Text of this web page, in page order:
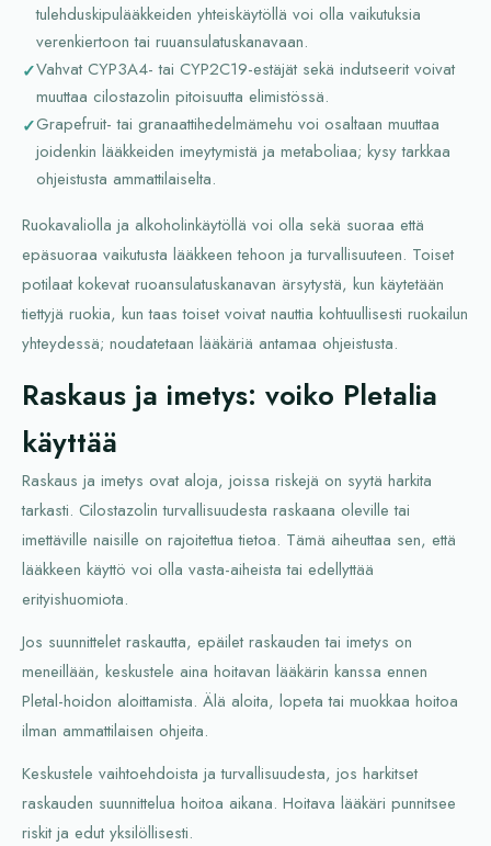
tulehduskipulääkkeiden yhteiskäytöllä voi olla vaikutuksia
verenkiertoon tai ruuansulatuskanavaan.
Vahvat CYP3A4- tai CYP2C19-estäjät sekä indutseerit voivat
muuttaa cilostazolin pitoisuutta elimistössä.
Grapefruit- tai granaattihedelmämehu voi osaltaan muuttaa
joidenkin lääkkeiden imeytymistä ja metaboliaa; kysy tarkkaa
ohjeistusta ammattilaiselta.
Ruokavaliolla ja alkoholinkäytöllä voi olla sekä suoraa että
epäsuoraa vaikutusta lääkkeen tehoon ja turvallisuuteen. Toiset
potilaat kokevat ruoansulatuskanavan ärsytystä, kun käytetään
tiettyjä ruokia, kun taas toiset voivat nauttia kohtuullisesti ruokailun
yhteydessä; noudatetaan lääkäriä antamaa ohjeistusta.
Raskaus ja imetys: voiko Pletalia
käyttää
Raskaus ja imetys ovat aloja, joissa riskejä on syytä harkita
tarkasti. Cilostazolin turvallisuudesta raskaana oleville tai
imettäville naisille on rajoitettua tietoa. Tämä aiheuttaa sen, että
lääkkeen käyttö voi olla vasta-aiheista tai edellyttää
erityishuomiota.
Jos suunnittelet raskautta, epäilet raskauden tai imetys on
meneillään, keskustele aina hoitavan lääkärin kanssa ennen
Pletal-hoidon aloittamista. Älä aloita, lopeta tai muokkaa hoitoa
ilman ammattilaisen ohjeita.
Keskustele vaihtoehdoista ja turvallisuudesta, jos harkitset
raskauden suunnittelua hoitoa aikana. Hoitava lääkäri punnitsee
riskit ja edut yksilöllisesti.